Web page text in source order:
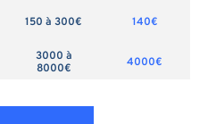
150 à 300€ 140€
3000 à
8000€
4000€